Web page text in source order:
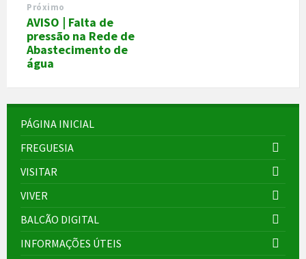
Próximo
AVISO | Falta de
pressão na Rede de
Abastecimento de
água
PÁGINA INICIAL
FREGUESIA
VISITAR
VIVER
BALCÃO DIGITAL
INFORMAÇÕES ÚTEIS